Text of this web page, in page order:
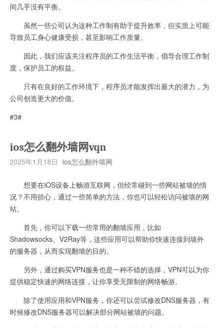
间几乎没有平衡。
虽然一些公司认为这种工作制有助于提升效率，但实质上可能
导致员工身心健康受损，甚至影响工作质量。
因此，我们应该关注程序员的工作生活平衡，倡导合理工作制
度，保护员工的权益。
只有在良好的工作环境下，程序员才能发挥出最大的潜力，为
公司创造更大的价值。
#3#
ios怎么翻外墙网vqn
2025年1月18日 ios怎么翻外墙网
想要在iOS设备上畅游互联网，但经常碰到一些网站被墙的情
况？不用担心，通过一些简单的方法，你也可以轻松访问被墙的网
站。
首先，你可以下载一些常用的翻墙应用，比如
Shadowsocks、V2Ray等，这些应用可以帮助你快速连接到墙外
的服务器，从而实现翻墙的目的。
另外，通过购买VPN服务也是一种不错的选择，VPN可以为你
提供稳定快速的网络连接，让你享受无限制的网络畅游。
除了使用应用和VPN服务，你还可以尝试修改DNS服务器，有
时候修改DNS服务器可以解决部分网站被墙的问题。